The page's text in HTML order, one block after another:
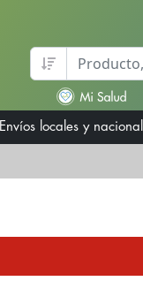
Envíos locales y